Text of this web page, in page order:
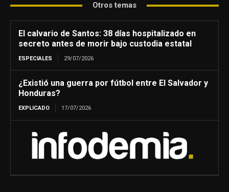
Otros temas
El calvario de Santos: 38 días hospitalizado en
secreto antes de morir bajo custodia estatal
ESPECIALES 29/07/2026
¿Existió una guerra por fútbol entre El Salvador y
Honduras?
EXPLICADO 17/07/2026